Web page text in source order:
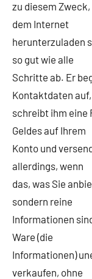
zu diesem
dem Internet
herunterzuladen
so gut wie alle
Schritte ab. Er
Kontaktdaten auf,
schreibt ihm eine
Geldes auf Ihrem
Konto und
allerdings, wenn
das, was Sie
sondern reine
Informationen
Ware (die
Informationen)
verkaufen, ohne